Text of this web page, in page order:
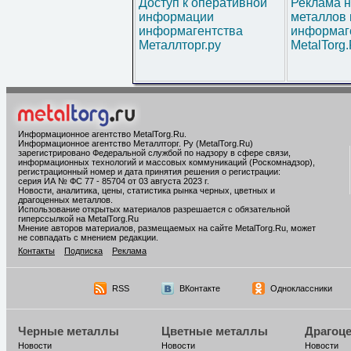
Доступ к оперативной
информации
информагентства
Металлторг.ру
Реклама
металлов
Информационное агентство MetalTorg.Ru
Информационное агентство Металлторг. Ру (MetalTorg.Ru)
зарегистрировано Федеральной службой по надзору в сфере связи,
информационных технологий и массовых коммуникаций (Роскомнадзор),
регистрационный номер и дата принятия решения о регистрации:
серия ИА № ФС 77 - 85704 от 03 августа 2023 г.
Новости, аналитика, цены, статистика рынка черных, цветных и
драгоценных металлов.
Использование открытых материалов разрешается с обязательной
гиперссылкой на MetalTorg.Ru
Мнение авторов материалов, размещаемых на сайте MetalTorg.Ru, может
не совпадать с мнением редакции.
Контакты
Подписка Реклама
RSS ВКонтакте Одноклассники
Черные металлы
Новости
Цветные металлы
Новости
Новости